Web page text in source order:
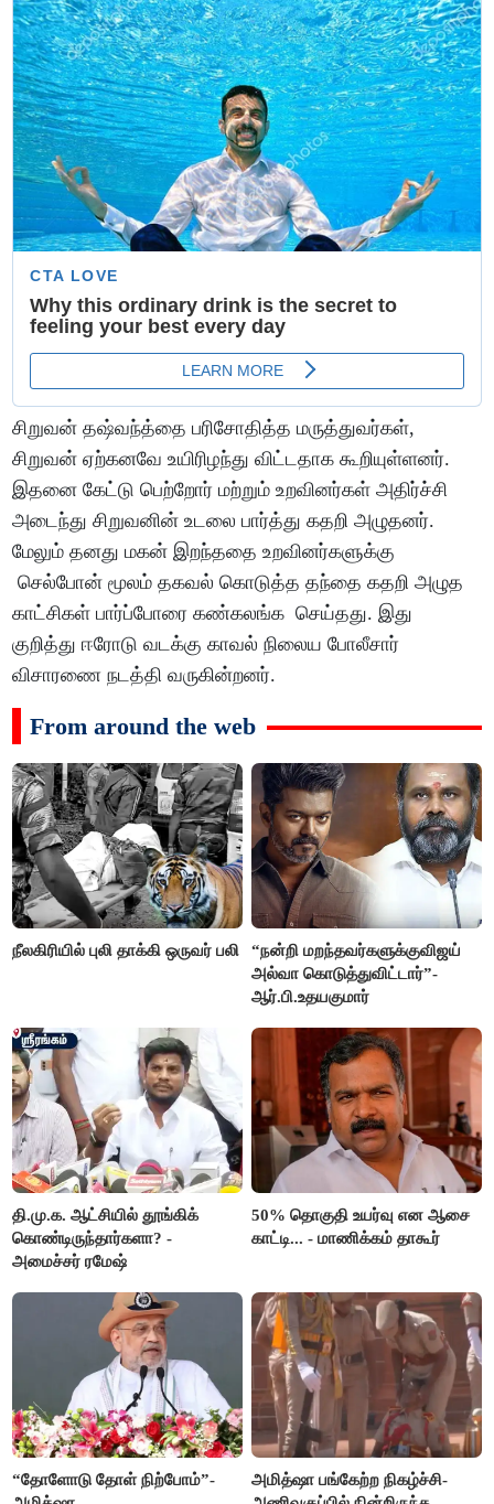
சிறுவன் தஷ்வந்த்தை பரிசோதித்த மருத்துவர்கள்,
சிறுவன் ஏற்கனவே உயிரிழந்து விட்டதாக கூறியுள்ளனர்.
இதனை கேட்டு பெற்றோர் மற்றும் உறவினர்கள் அதிர்ச்சி
அடைந்து சிறுவனின் உடலை பார்த்து கதறி அழுதனர்.
மேலும் தனது மகன் இறந்ததை உறவினர்களுக்கு
செல்போன் மூலம் தகவல் கொடுத்த தந்தை கதறி அழுத
காட்சிகள் பார்ப்போரை கண்கலங்க செய்தது. இது
குறித்து ஈரோடு வடக்கு காவல் நிலைய போலீசார்
விசாரணை நடத்தி வருகின்றனர்.
From around the web
நீலகிரியில் புலி தாக்கி ஒருவர் பலி
“நன்றி மறந்தவர்களுக்குவிஜய்
அல்வா கொடுத்துவிட்டார்”-
ஆர்.பி.உதயகுமார்
தி.மு.க. ஆட்சியில் தூங்கிக்
கொண்டிருந்தார்களா? -
அமைச்சர் ரமேஷ்
50% தொகுதி உயர்வு என ஆசை
காட்டி... - மாணிக்கம் தாகூர்
“தோளோடு தோள் நிற்போம்”-
அமித்ஷா பங்கேற்ற நிகழ்ச்சி-